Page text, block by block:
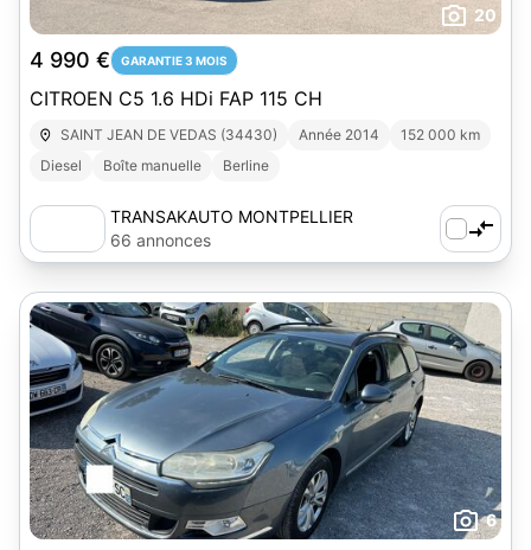
20
4 990 € GARANTIE 3 MOIS
CITROEN C5 1.6 HDi FAP 115 CH
SAINT JEAN DE VEDAS (34430) Année 2014
152 000 km
Diesel
Boîte manuelle Berline
TRANSAKAUTO MONTPELLIER
66 annonces
6